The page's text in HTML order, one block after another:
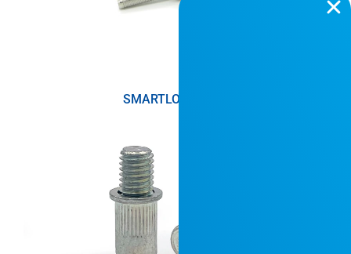
SMARTLOCK-BOLT